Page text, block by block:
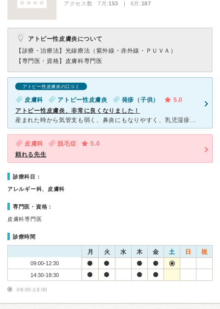
アクセス数 7月:153 | 6月:187
アトピー性皮膚炎について
【診療・治療法】 光線療法（紫外線・赤外線・ＰＵＶＡ）
【専門医・資格】 皮膚科専門医
アトピー性皮膚炎の口コミ
皮膚科 アトピー性皮膚炎 発疹（子供）
5.0
アトピー性皮膚炎、非常に良くなりました！
産まれた時から気管支も弱く、鼻炎にもなりやすく、乳児湿疹もひどく、粉ミルクでアナフィラキシーを起こし、その後１歳で牛乳で２度目のアナフィラキシー、入院。 １歳半頃からだんだん皮膚がただれたり、鮫
皮膚科 脱毛症
5.0
頼れる先生
診療科目：
アレルギー科、皮膚科
専門医・資格：
皮膚科専門医
診療時間
月 火 水 木 金 土 日 祝
09:00-12:30
14:30-18:30
09:00-13:00